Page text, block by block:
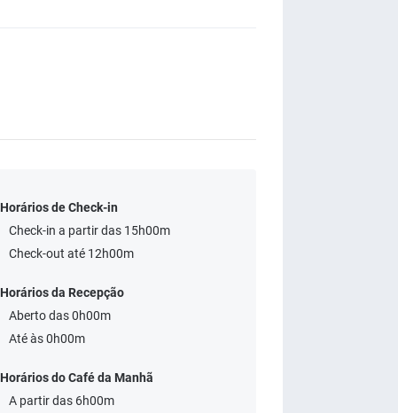
Horários de Check-in
Check-in a partir das 15h00m
Check-out até 12h00m
Horários da Recepção
Aberto das 0h00m
Até às 0h00m
Horários do Café da Manhã
A partir das 6h00m